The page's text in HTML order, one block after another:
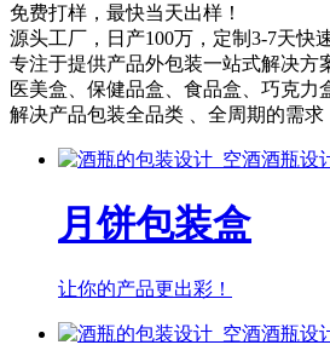
免费打样，最快当天出样！
源头工厂，日产100万，定制3-7天快
专注于提供产品外包装一站式解决方
医美盒、保健品盒、食品盒、巧克力
解决产品包装全品类 、全周期的需求
月饼包装盒
让你的产品更出彩！